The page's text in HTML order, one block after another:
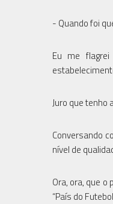
- Quando foi
Eu me
Juro que
Conversando
nível de
Ora, ora, que
“País do